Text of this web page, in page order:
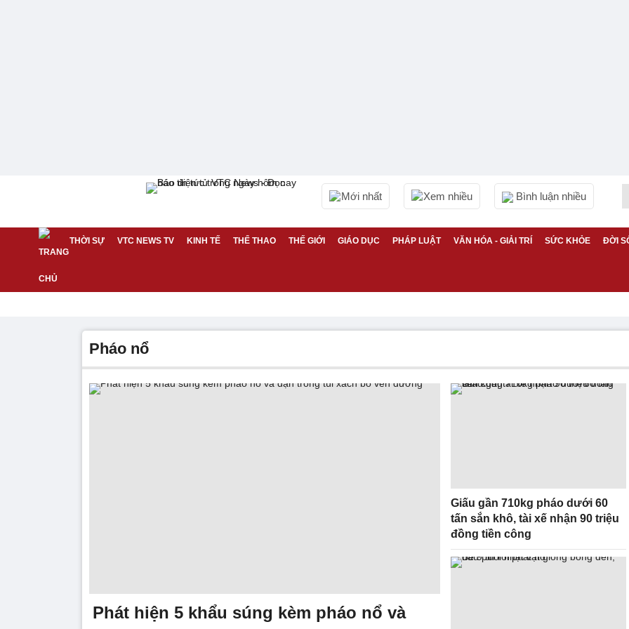
Mới nhất Xem nhiều Bình luận nhiều
THỜI SỰ VTC NEWS TV KINH TẾ THỂ THAO THẾ GIỚI GIÁO DỤC PHÁP LUẬT VĂN HÓA - GIẢI TRÍ SỨC KHỎE ĐỜI
pháo nổ
Phát hiện 5 khẩu súng kèm pháo nổ và
Giấu gần 710kg pháo dưới 60
tấn sắn khô, tài xế nhận 90 triệu
đồng tiền công